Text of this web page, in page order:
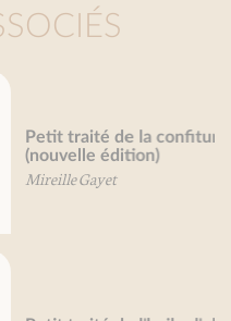
de la confiture
édition)